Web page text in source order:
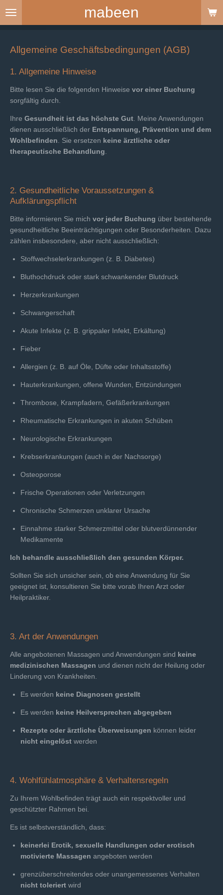
Zum
mabeen
Allgemeine Geschäftsbedingungen (AGB)
1. Allgemeine Hinweise
Bitte lesen Sie die folgenden Hinweise vor einer Buchung
sorgfältig durch.
Ihre Gesundheit ist das höchste Gut . Meine Anwendungen
dienen ausschließlich der Entspannung, Prävention und dem
Wohlbefinden . Sie ersetzen keine ärztliche oder
therapeutische Behandlung
2. Gesundheitliche Voraussetzungen &
Aufklärungspflicht
Bitte informieren Sie mich vor jeder Buchung über bestehende
gesundheitliche Beeinträchtigungen oder Besonderheiten. Dazu
zählen insbesondere, aber nicht ausschließlich:
Stoffwechselerkrankungen (z. B. Diabetes)
Bluthochdruck oder stark schwankender Blutdruck
Herzerkrankungen
Schwangerschaft
Akute Infekte (z. B. grippaler Infekt, Erkältung)
Fieber
Allergien (z. B. auf Öle, Düfte oder Inhaltsstoffe)
Hauterkrankungen, offene Wunden, Entzündungen
Thrombose, Krampfadern, Gefäßerkrankungen
Rheumatische Erkrankungen in akuten Schüben
Neurologische Erkrankungen
Krebserkrankungen (auch in der Nachsorge)
Osteoporose
Frische Operationen oder Verletzungen
Chronische Schmerzen unklarer Ursache
Einnahme starker Schmerzmittel oder blutverdünnender
Medikamente
Ich behandle ausschließlich den gesunden Körper.
Sollten Sie sich unsicher sein, ob eine Anwendung für Sie
geeignet ist, konsultieren Sie bitte vorab Ihren Arzt oder
Heilpraktiker.
3. Art der Anwendungen
Alle angebotenen Massagen und Anwendungen sind keine
medizinischen Massagen und dienen nicht der Heilung oder
Linderung von Krankheiten.
Es werden keine Diagnosen gestellt
Es werden keine Heilversprechen abgegeben
Rezepte oder ärztliche Überweisungen können leider
nicht eingelöst werden
4. Wohlfühlatmosphäre & Verhaltensregeln
Zu Ihrem Wohlbefinden trägt auch ein respektvoller und
geschützter Rahmen bei.
Es ist selbstverständlich, dass:
keinerlei Erotik, sexuelle Handlungen oder erotisch
motivierte Massagen angeboten werden
grenzüberschreitendes oder unangemessenes Verhalten
nicht toleriert wird